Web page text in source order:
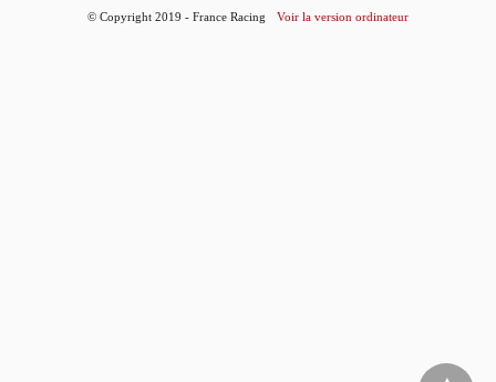
© Copyright 2019 - France Racing Voir la version ordinateur